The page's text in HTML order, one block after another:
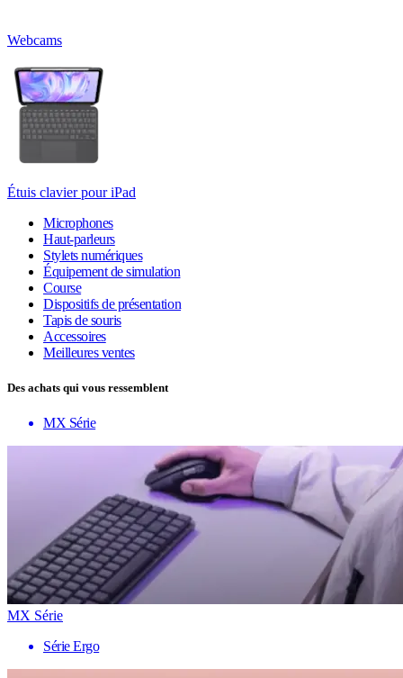
Webcams
Étuis clavier pour iPad
Microphones
Haut-parleurs
Stylets numériques
Équipement de simulation
Course
Dispositifs de présentation
Tapis de souris
Accessoires
Meilleures ventes
Des achats qui vous ressemblent
MX Série
MX Série
Série Ergo